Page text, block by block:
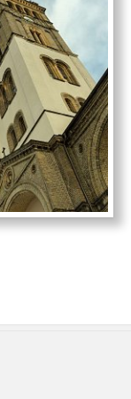
Unterkünften und
dich entstehen bei